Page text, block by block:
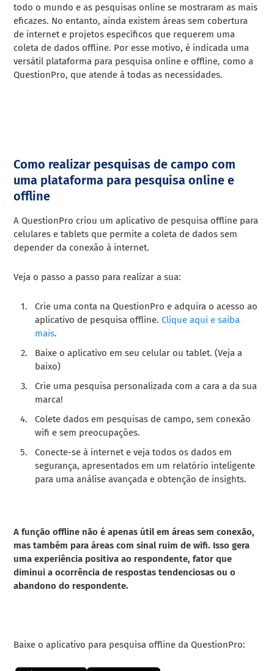
todo o mundo e as pesquisas online se mostraram as mais
eficazes. No entanto, ainda existem áreas sem cobertura
de internet e projetos específicos que requerem uma
coleta de dados offline. Por esse motivo, é indicada uma
versátil plataforma para pesquisa online e offline, como a
QuestionPro, que atende à todas as necessidades.
Como realizar pesquisas de campo com
uma plataforma para pesquisa online e
offline
A QuestionPro criou um aplicativo de pesquisa offline para
celulares e tablets que permite a coleta de dados sem
depender da conexão à internet.
Veja o passo a passo para realizar a sua:
Crie uma conta na QuestionPro e adquira o acesso ao
aplicativo de pesquisa offline.Clique aqui e saiba
mais.
Baixe o aplicativo em seu celular ou tablet. (Veja a
baixo)
Crie uma pesquisa personalizada com a cara a da sua
marca!
Colete dados em pesquisas de campo, sem conexão
wifi e sem preocupações.
Conecte-se à internet e veja todos os dados em
segurança, apresentados em um relatório inteligente
para uma análise avançada e obtenção de insights.
A função offline não é apenas útil em áreas sem conexão,
mas também para áreas com sinal ruim de wifi. Isso gera
uma experiência positiva ao respondente, fator que
diminui a ocorrência de respostas tendenciosas ou o
abandono do respondente.
Baixe o aplicativo para pesquisa offline da QuestionPro: